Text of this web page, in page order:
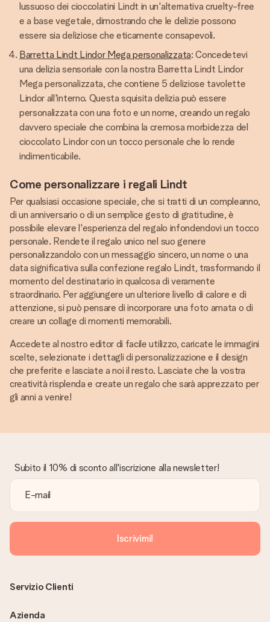
lussuoso dei cioccolatini Lindt in un'alternativa cruelty-free
e a base vegetale, dimostrando che le delizie possono
essere sia deliziose che eticamente consapevoli.
Barretta Lindt Lindor Mega personalizzata: Concedetevi
una delizia sensoriale con la nostra Barretta Lindt Lindor
Mega personalizzata, che contiene 5 deliziose tavolette
Lindor all'interno. Questa squisita delizia può essere
personalizzata con una foto e un nome, creando un regalo
davvero speciale che combina la cremosa morbidezza del
cioccolato Lindor con un tocco personale che lo rende
indimenticabile.
Come personalizzare i regali Lindt
Per qualsiasi occasione speciale, che si tratti di un compleanno,
di un anniversario o di un semplice gesto di gratitudine, è
possibile elevare l'esperienza del regalo infondendovi un tocco
personale. Rendete il regalo unico nel suo genere
personalizzandolo con un messaggio sincero, un nome o una
data significativa sulla confezione regalo Lindt, trasformando il
momento del destinatario in qualcosa di veramente
straordinario. Per aggiungere un ulteriore livello di calore e di
attenzione, si può pensare di incorporare una foto amata o di
creare un collage di momenti memorabili.
Accedete al nostro editor di facile utilizzo, caricate le immagini
scelte, selezionate i dettagli di personalizzazione e il design
che preferite e lasciate a noi il resto. Lasciate che la vostra
creatività risplenda e create un regalo che sarà apprezzato per
gli anni a venire!
Subito il 10% di sconto all'iscrizione alla newsletter!
Iscrivimi!
Servizio Clienti
Azienda